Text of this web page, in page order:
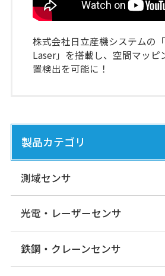
株式会社日立産機システムの
Laser」を搭載し、空間マッピ
置検出を可能に！
製品カテゴリ
測域センサ
光電・レーザーセンサ
鉄鋼・クレーンセンサ